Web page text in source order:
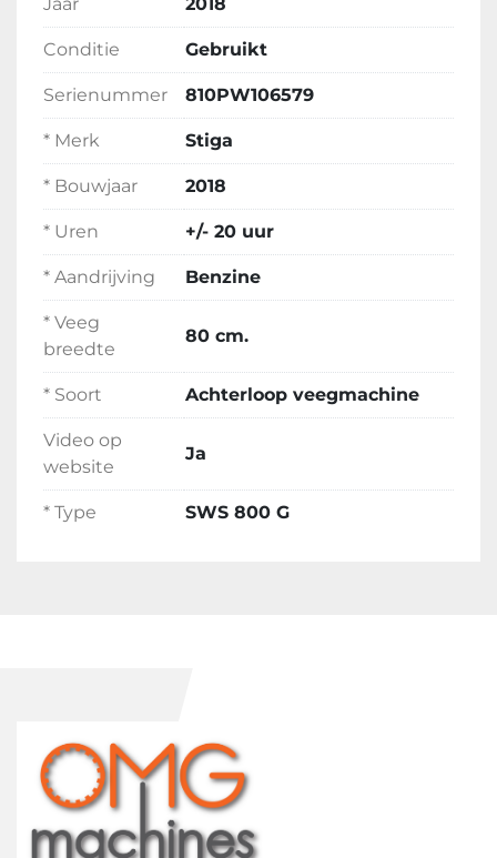
Conditie Gebruikt
Serienummer 810PW106579
* Merk Stiga
* Bouwjaar 2018
* Uren +/- 20 uur
* Aandrijving Benzine
* Veeg
breedte
80 cm.
* Soort Achterloop veegmachine
Video op
website
Ja
* Type SWS 800 G